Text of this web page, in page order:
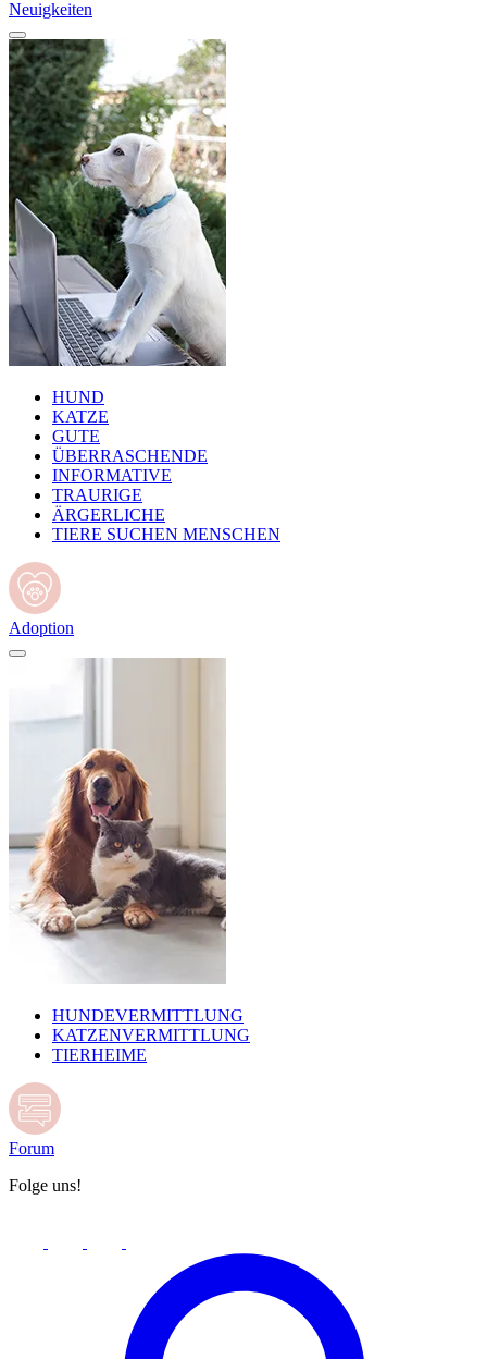
Neuigkeiten
HUND
KATZE
GUTE
ÜBERRASCHENDE
INFORMATIVE
TRAURIGE
ÄRGERLICHE
TIERE SUCHEN MENSCHEN
Adoption
HUNDEVERMITTLUNG
KATZENVERMITTLUNG
TIERHEIME
Forum
Folge uns!